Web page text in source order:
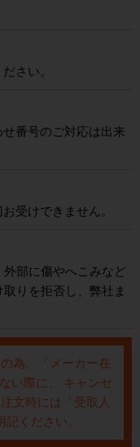
さい。
番号のご対応は出来
受けできません。
部に傷やへこみなど
りを拒否し、弊社ま
為、「メーカー在
い際に、 キャンセ
文時には「受取人
ください。